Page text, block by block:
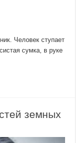
Человек ступает
сумка, в руке
земных